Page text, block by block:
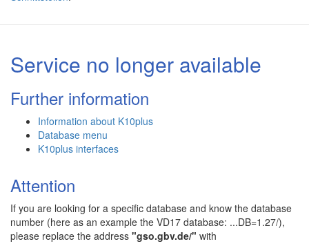
Service no longer available
Further information
Information about K10plus
Database menu
K10plus interfaces
Attention
If you are looking for a specific database and know the database
number (here as an example the VD17 database: ...DB=1.27/),
please replace the address "gso.gbv.de/" with